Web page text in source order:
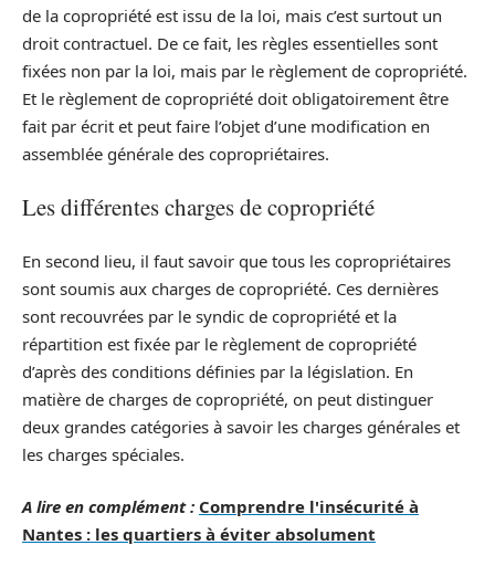
de la copropriété est issu de la loi, mais c’est surtout un
droit contractuel. De ce fait, les règles essentielles sont
fixées non par la loi, mais par le règlement de copropriété.
Et le règlement de copropriété doit obligatoirement être
fait par écrit et peut faire l’objet d’une modification en
assemblée générale des copropriétaires.
Les différentes charges de copropriété
En second lieu, il faut savoir que tous les copropriétaires
sont soumis aux charges de copropriété. Ces dernières
sont recouvrées par le syndic de copropriété et la
répartition est fixée par le règlement de copropriété
d’après des conditions définies par la législation. En
matière de charges de copropriété, on peut distinguer
deux grandes catégories à savoir les charges générales et
les charges spéciales.
A lire en complément : Comprendre l'insécurité à
Nantes : les quartiers à éviter absolument